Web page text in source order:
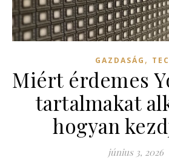
GAZDASÁG ,
Miért érdemes
tartalmakat
hogyan
június 3, 2026